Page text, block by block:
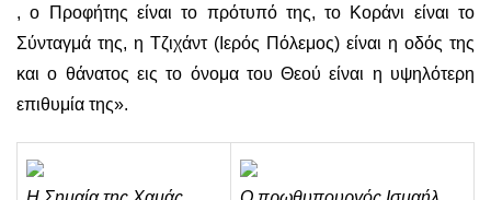
, ο Προφήτης είναι το πρότυπό της, το Κοράνι είναι το
Σύνταγμά της, η Τζιχάντ (Ιερός Πόλεμος) είναι η οδός της
και ο θάνατος εις το όνομα του Θεού είναι η υψηλότερη
επιθυμία της».